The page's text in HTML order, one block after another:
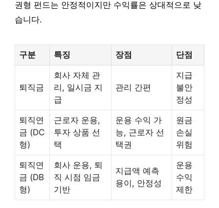
권형 펀드는 안정적이지만 수익률은 상대적으로 낮
습니다.
구분 특징 장점 단점
퇴직금
회사 자체 관
리, 일시금 지
급
관리 간편
지급
불안
정성
퇴직연
금 (DC
형)
근로자 운용,
투자 상품 선
택
운용 수익 가
능, 근로자 선
택권
원금
손실
위험
퇴직연
금 (DB
형)
회사 운용, 퇴
직 시점 임금
기반
지급액 예측
용이, 안정성
운용
수익
제한